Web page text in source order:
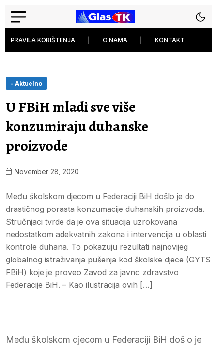
PRAVILA KORIŠTENJA O NAMA KONTAKT
- Aktuelno
U FBiH mladi sve više
konzumiraju duhanske
proizvode
November 28, 2020
Među školskom djecom u Federaciji BiH došlo je do
drastičnog porasta konzumacije duhanskih proizvoda.
Stručnjaci tvrde da je ova situacija uzrokovana
nedostatkom adekvatnih zakona i intervencija u oblasti
kontrole duhana. To pokazuju rezultati najnovijeg
globalnog istraživanja pušenja kod školske djece (GYTS
FBiH) koje je proveo Zavod za javno zdravstvo
Federacije BiH. – Kao ilustracija ovih […]
Među školskom djecom u Federaciji BiH došlo je